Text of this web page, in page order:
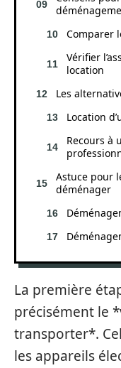
Comparer
Vérifier
location
Les
Location
Recours à
Astuce pour
déménager
La première
précisément le
transporter*.
les appareils